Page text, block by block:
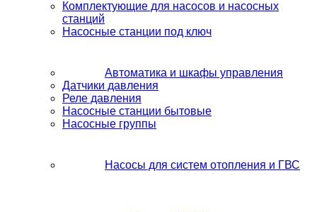
Комплектующие для насосов и насосных
станций
Насосные станции под ключ
Автоматика и шкафы управления
Датчики давления
Реле давления
Насосные станции бытовые
Насосные группы
Насосы для систем отопления и ГВС